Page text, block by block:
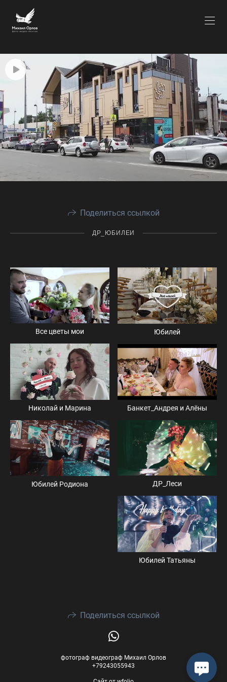
Поделиться ссылкой
ДР_ЮБИЛЕИ
Все цветы мои Юбилей
Николай и Марина Банкет_Андрея и Алёны
Юбилей Родиона ДР_Леси
Юбилей Татьяны
Поделиться ссылкой
фотограф видеограф Михаил Орлов
+79243055943